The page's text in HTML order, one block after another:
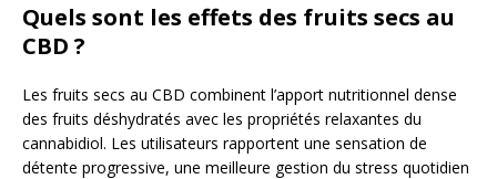
Quels sont les effets des fruits secs au
CBD ?
Les fruits secs au CBD combinent l’apport nutritionnel dense
des fruits déshydratés avec les propriétés relaxantes du
cannabidiol. Les utilisateurs rapportent une sensation de
détente progressive, une meilleure gestion du stress quotidien